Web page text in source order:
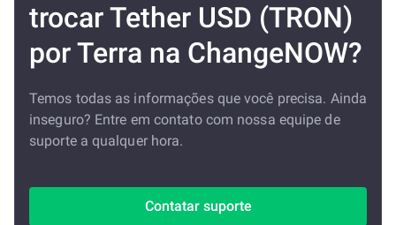
trocar Tether USD (TRON)
por Terra na ChangeNOW?
Temos todas as informações que você precisa. Ainda
inseguro? Entre em contato com nossa equipe de
suporte a qualquer hora.
Contatar suporte